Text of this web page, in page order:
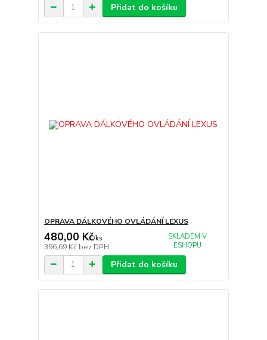
Přidat do košíku
OPRAVA DÁLKOVÉHO OVLÁDÁNÍ LEXUS
480,00 Kč/ks
396,69 Kč bez DPH
SKLADEM V
ESHOPU
Přidat do košíku